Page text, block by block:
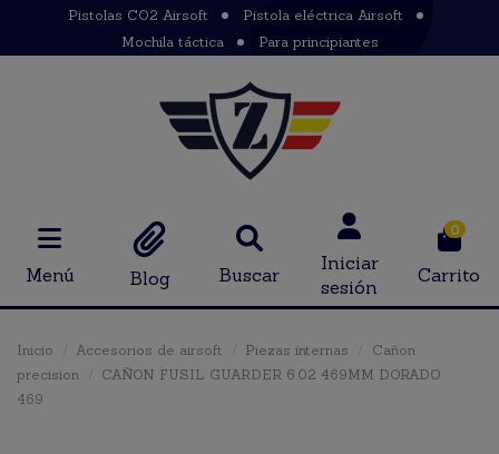
Pistolas CO2 Airsoft
Pistola eléctrica Airsoft
Mochila táctica
Para principiantes
Menú Blog Buscar
Iniciar
sesión
0
Carrito
Inicio Accesorios de airsoft Piezas internas
Cañon
precision
CAÑON FUSIL GUARDER 6.02 469MM DORADO
469